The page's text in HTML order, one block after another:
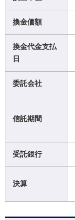
換金価額
換金代金支払
日
委託会社
信託期間
受託銀行
決算